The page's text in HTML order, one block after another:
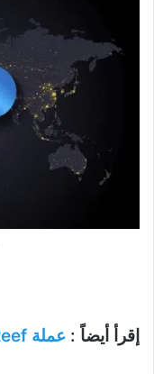
إقرأ أيضاً : عملة Reef ريف مشروعها